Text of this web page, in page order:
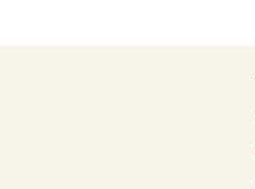
des